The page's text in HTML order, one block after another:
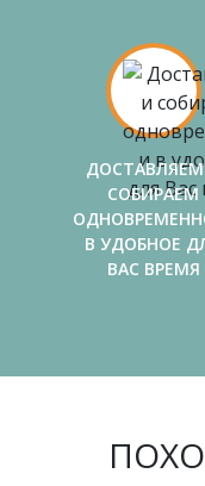
СОБИРАЕМ
В УДОБНОЕ
ВАС ВРЕМЯ